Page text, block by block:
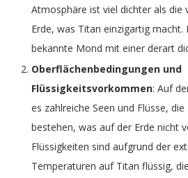
Atmosphäre ist viel dichter als die
Erde, was Titan einzigartig macht.
bekannte Mond mit einer derart
Oberflächenbedingungen und
Flüssigkeitsvorkommen: Auf
es zahlreiche Seen und Flüsse,
bestehen, was auf der Erde nicht
Flüssigkeiten sind aufgrund der
Temperaturen auf Titan flüssig,